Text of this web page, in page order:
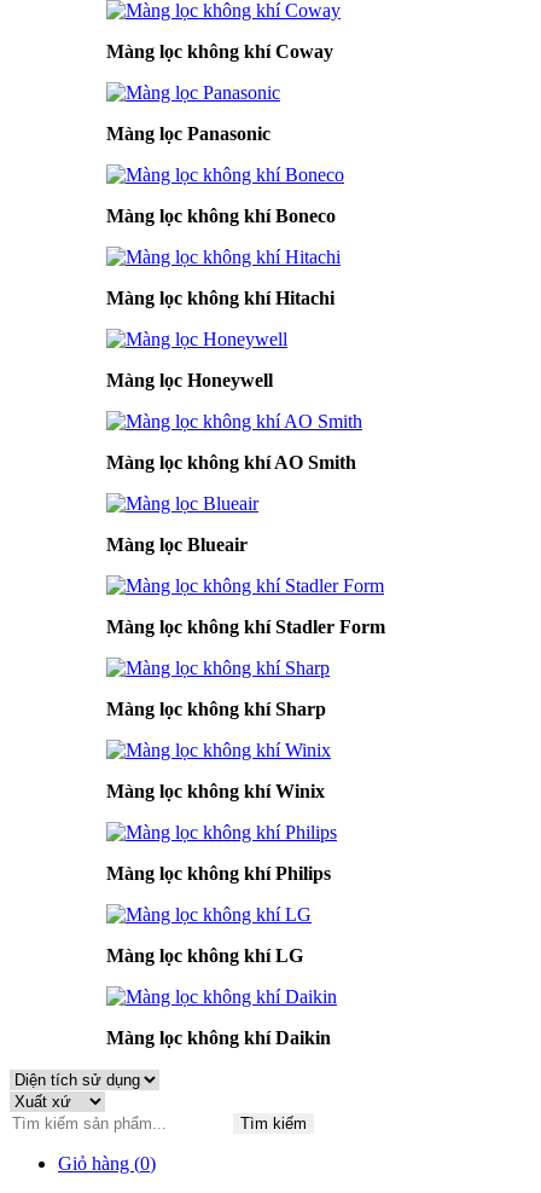
Màng lọc không khí Coway
Màng lọc Panasonic
Màng lọc không khí Boneco
Màng lọc không khí Hitachi
Màng lọc Honeywell
Màng lọc không khí AO Smith
Màng lọc Blueair
Màng lọc không khí Stadler Form
Màng lọc không khí Sharp
Màng lọc không khí Winix
Màng lọc không khí Philips
Màng lọc không khí LG
Màng lọc không khí Daikin
Tìm kiếm
Giỏ hàng (0)